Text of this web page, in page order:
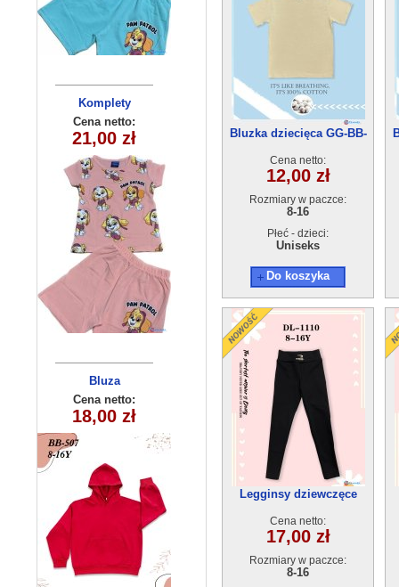
Komplety
dziecięce
(3/4-9/10 )
5szt
Cena netto:
21,00 zł
Bluza
dziecięca
290525-BB507
(8-16) 10szt
Cena netto:
18,00 zł
Bluzka
dziecięca
YL-873A2 (8-16)
5 szt
Cena netto:
12,00 zł
Bluza
dziecięca
290525-DB363
(6-14) 10szt
Cena netto:
20,00 zł
Bluzka dziecięca GG-BB-
Cena netto:
12,00 zł
Rozmiary w paczce:
8-16
Płeć - dzieci:
Uniseks
Do koszyka
Legginsy dziewczęce
16) 5szt
Cena netto:
17,00 zł
Rozmiary w paczce:
8-16